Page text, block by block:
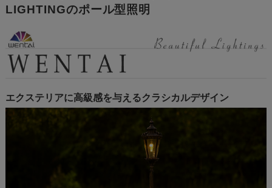
LIGHTINGのポール型照明
エクステリアに高級感を与えるクラシカルデザイン